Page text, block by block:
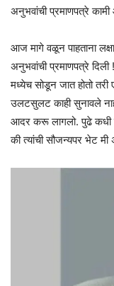
अनुभवांची प्रमाणपत्रे
आज मागे वळून पाहताना
अनुभवांची प्रमाणपत्रे दिली
मध्येच सोडून जात होतो तरी
उलटसुलट काही सुनावले
आदर करू लागलो. पुढे कधी
की त्यांची सौजन्यपर भेट